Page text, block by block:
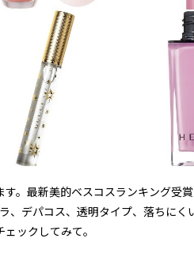
。最新美的ベスコスランキング受
、デパコス、透明タイプ、落ちにく
ックしてみて。